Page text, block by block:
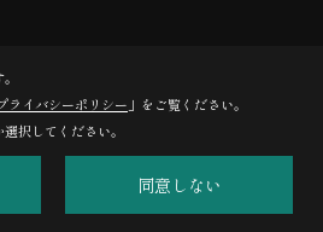
ライバシーポリシー 」をご覧ください。
択してください。
同意しない